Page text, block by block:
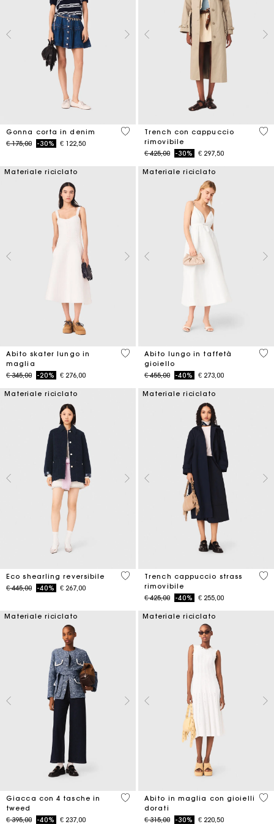
Gonna corta in denim
Price reduced from
€ 175,00to-30% € 122,50
4,5 out of 5 Customer Rating
Trench con cappuccio
rimovibile
Price reduced from
€ 425,00to-30% € 297,50
4,1
Materiale riciclato
Abito skater lungo in
maglia
Price reduced from
€ 345,00to-20% € 276,00
4,6 out of 5 Customer Rating
Materiale riciclato
Abito lungo in taffetà
gioiello
Price reduced from
€ 455,00to-40% € 273,00
3,8
Materiale riciclato
Eco shearling reversibile
Price reduced from
€ 445,00to-40% € 267,00
4,8 out of 5 Customer Rating
Materiale riciclato
Trench cappuccio strass
rimovibile
Price reduced from
€ 425,00to-40% € 255,00
5
Materiale riciclato
Giacca con 4 tasche in
tweed
Price reduced from
€ 395,00to-40% € 237,00
5 out of 5 Customer Rating
Materiale riciclato
Abito in maglia con gioielli
dorati
Price reduced from
€ 315,00to-30% € 220,50
3,4